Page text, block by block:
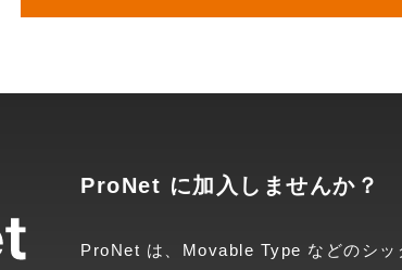
ProNet に加入しませんか？
ProNet は、Movable Type などのシッ